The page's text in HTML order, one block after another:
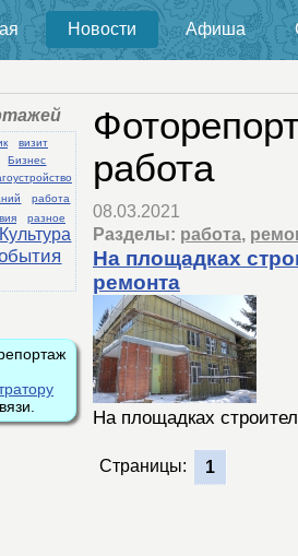
Новости Афиша
визит
Бизнес
работа
разное
Культура
работа
08.03.2021
Разделы: работа,
На площадках
ремонта
На площадках
Страницы: 1